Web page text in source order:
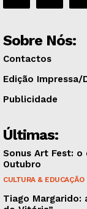
Sobre Nós:
Contactos
Edição Impressa/
Publicidade
Últimas:
Sonus Art Fest:
Outubro
CULTURA & EDUCAÇÃO
Tiago Margarido: